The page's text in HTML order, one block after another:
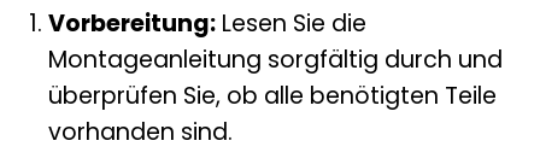
Vorbereitung:Lesen Sie die
Montageanleitung sorgfältig durch und
überprüfen Sie, ob alle benötigten Teile
vorhanden sind.